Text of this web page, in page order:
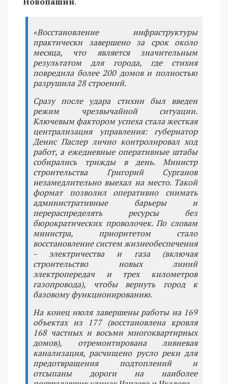
«Восстановление инфраструктуры
практически завершено за срок около
месяца, что является значительным
результатом для города, где стихия
повредила более 200 домов и полностью
разрушила 28 строений.
Сразу после удара стихии был введен
режим чрезвычайной ситуации.
Ключевым фактором успеха стала жесткая
централизация управления: губернатор
Денис Паслер лично контролировал ход
работ, а ежедневные оперативные штабы
собирались трижды в день. Министр
строительства Григорий Сурганов
незамедлительно выехал на место. Такой
формат позволил оперативно снимать
административные барьеры и
перераспределять ресурсы без
бюрократических проволочек. По словам
министра, приоритетом стало
восстановление систем жизнеобеспечения
- электричества и газа (включая
строительство новых линий
электропередач и трех километров
газопровода), чтобы вернуть город к
базовому функционированию.
На конец июля завершены работы на 169
объектах из 177 (восстановлена кровля
168 частных и восьми многоквартирных
домов), отремонтирована ливневая
канализация, расчищено русло реки для
предотвращения подтоплений и
отсыпаны дороги на наиболее